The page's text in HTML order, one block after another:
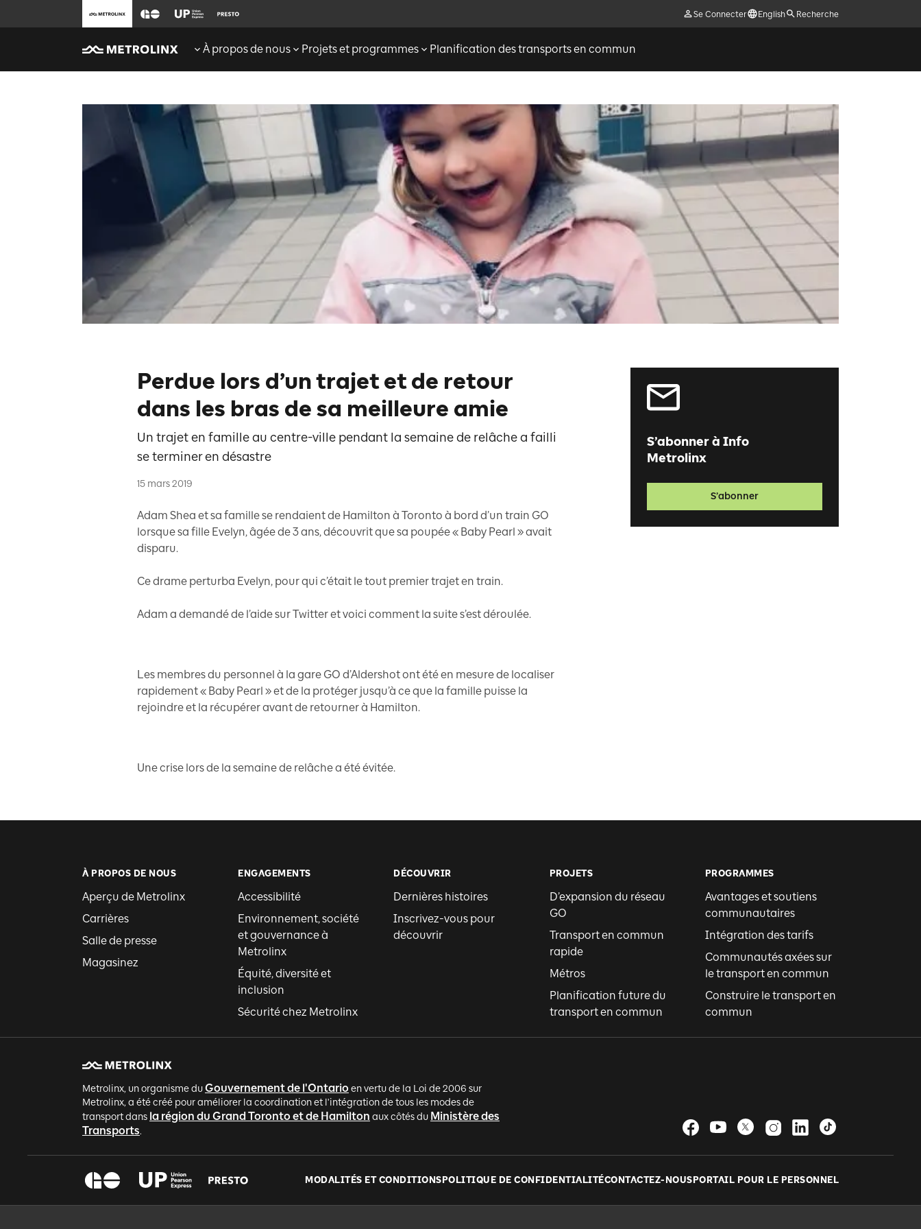
Se Connecter English Recherche
À propos de nous Projets et programmes Planification des transports en commun
Perdue lors d’un trajet et de retour
dans les bras de sa meilleure amie
Un trajet en famille au centre-ville pendant la semaine de relâche a failli
se terminer en désastre
15 mars 2019
Adam Shea et sa famille se rendaient de Hamilton à Toronto à bord d’un train GO
lorsque sa fille Evelyn, âgée de 3 ans, découvrit que sa poupée « Baby Pearl » avait
disparu.
Ce drame perturba Evelyn, pour qui c’était le tout premier trajet en train.
Adam a demandé de l’aide sur Twitter et voici comment la suite s’est déroulée.
Les membres du personnel à la gare GO d’Aldershot ont été en mesure de localiser
rapidement « Baby Pearl » et de la protéger jusqu’à ce que la famille puisse la
rejoindre et la récupérer avant de retourner à Hamilton.
Une crise lors de la semaine de relâche a été évitée.
S’abonner à Info
Metrolinx
S’abonner
À PROPOS DE NOUS
Aperçu de Metrolinx
Carrières
Salle de presse
Magasinez
ENGAGEMENTS
Accessibilité
Environnement, société
et gouvernance à
Metrolinx
Équité, diversité et
inclusion
Sécurité chez Metrolinx
DÉCOUVRIR
Dernières histoires
Inscrivez-vous pour
découvrir
PROJETS
D’expansion du réseau
GO
Transport en commun
rapide
Métros
Planification future du
transport en commun
PROGRAMMES
Avantages et soutiens
communautaires
Intégration des tarifs
Communautés axées sur
le transport en commun
Construire le transport en
commun
Metrolinx, un organisme duGouvernement de l'Ontario en vertu de la Loi de 2006 sur
Metrolinx, a été créé pour améliorer la coordination et l'intégration de tous les modes de
transport dans la région du Grand Toronto et de Hamilton aux côtés du Ministère des
Transports.
MODALITÉS ET CONDITIONS POLITIQUE DE CONFIDENTIALITÉCONTACTEZ-NOUS PORTAIL POUR LE PERSONNEL